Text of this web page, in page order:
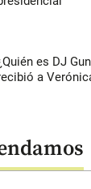
es DJ
a